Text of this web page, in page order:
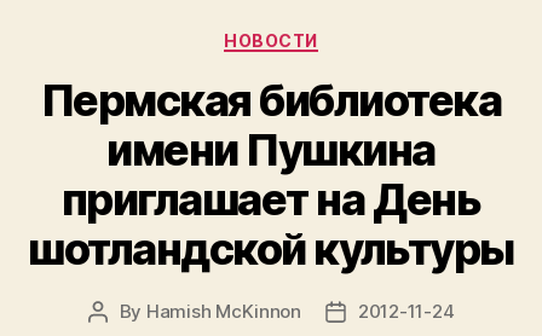
Categories
НОВОСТИ
Пермская библиотека
имени Пушкина
приглашает на День
шотландской культуры
Post
By Hamish McKinnon
Post2012-11-24